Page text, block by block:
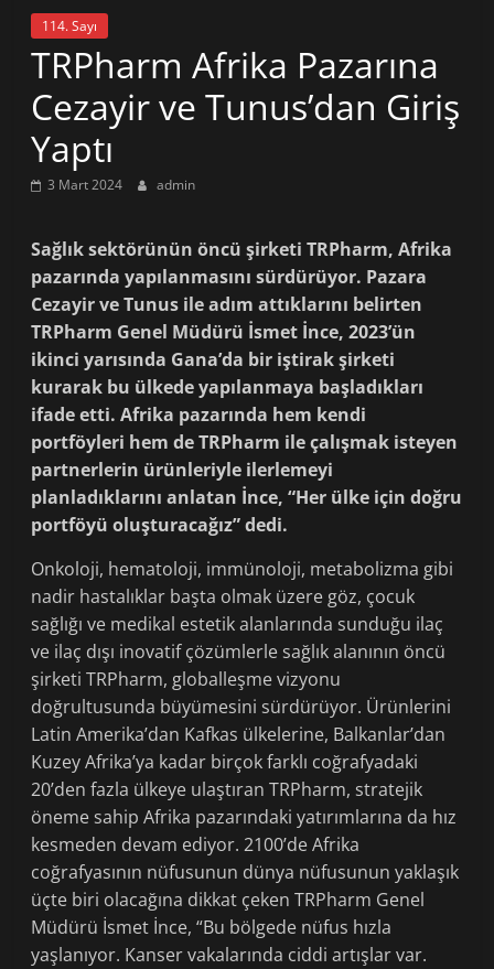
114. Sayı
TRPharm Afrika Pazarına
Cezayir ve Tunus’dan Giriş
Yaptı
3 Mart 2024 admin
Sağlık sektörünün öncü şirketi TRPharm, Afrika
pazarında yapılanmasını sürdürüyor. Pazara
Cezayir ve Tunus ile adım attıklarını belirten
TRPharm Genel Müdürü İsmet İnce, 2023’ün
ikinci yarısında Gana’da bir iştirak şirketi
kurarak bu ülkede yapılanmaya başladıkları
ifade etti. Afrika pazarında hem kendi
portföyleri hem de TRPharm ile çalışmak isteyen
partnerlerin ürünleriyle ilerlemeyi
planladıklarını anlatan İnce, “Her ülke için doğru
portföyü oluşturacağız” dedi.
Onkoloji, hematoloji, immünoloji, metabolizma gibi
nadir hastalıklar başta olmak üzere göz, çocuk
sağlığı ve medikal estetik alanlarında sunduğu ilaç
ve ilaç dışı inovatif çözümlerle sağlık alanının öncü
şirketi TRPharm, globalleşme vizyonu
doğrultusunda büyümesini sürdürüyor. Ürünlerini
Latin Amerika’dan Kafkas ülkelerine, Balkanlar’dan
Kuzey Afrika’ya kadar birçok farklı coğrafyadaki
20’den fazla ülkeye ulaştıran TRPharm, stratejik
öneme sahip Afrika pazarındaki yatırımlarına da hız
kesmeden devam ediyor. 2100’de Afrika
coğrafyasının nüfusunun dünya nüfusunun yaklaşık
üçte biri olacağına dikkat çeken TRPharm Genel
Müdürü İsmet İnce, “Bu bölgede nüfus hızla
yaşlanıyor. Kanser vakalarında ciddi artışlar var.